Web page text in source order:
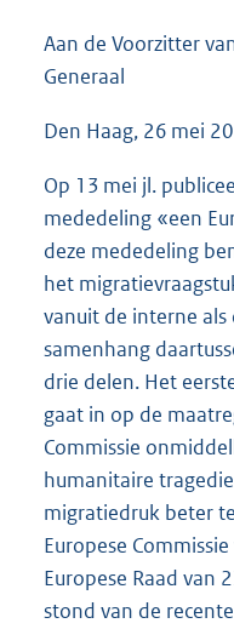
Aan de Voorzitter
Generaal
Den Haag, 26 mei
Op 13 mei jl.
mededeling «een
deze mededeling
het
vanuit de interne
samenhang
drie delen. Het
gaat in op de
Commissie
humanitaire
migratiedruk beter
Europese
Europese Raad van
stond van de